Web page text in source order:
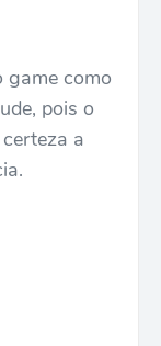
game como
pois o
a